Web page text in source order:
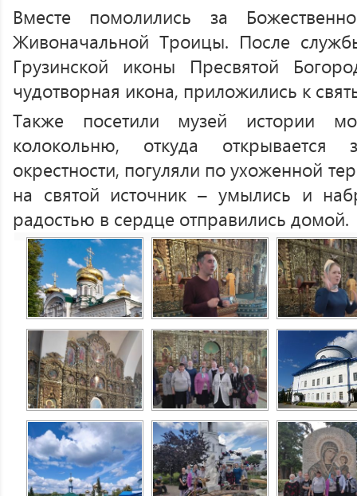
Вместе помолились за
Живоначальной Троицы. После
Грузинской иконы Пресвятой
чудотворная икона, приложились к
Также посетили музей истории
колокольню, откуда
окрестности, погуляли по ухоженной
на святой источник – умылись и
радостью в сердце отправились домой.